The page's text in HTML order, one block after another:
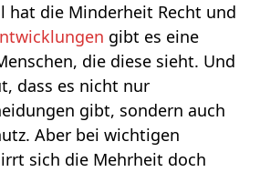
hat die Minderheit Recht und
gibt es eine
die diese sieht. Und
dass es nicht nur
gibt, sondern auch
Aber bei wichtigen
irrt sich die Mehrheit doch